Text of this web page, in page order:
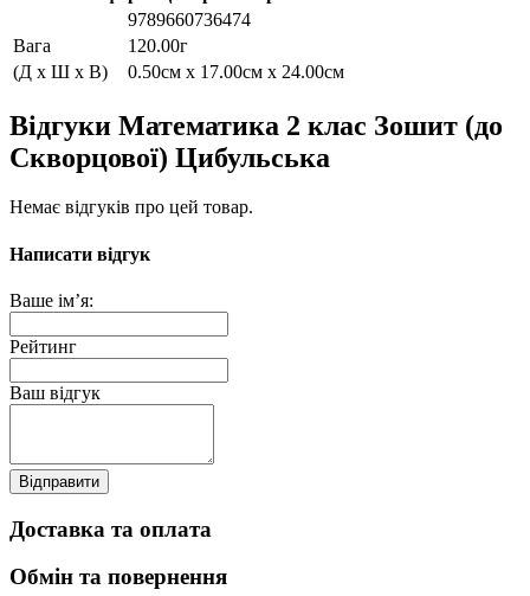
9789660736474
Вага
120.00г
(Д x Ш x В)
0.50см x 17.00см x 24.00см
Відгуки Математика 2 клас Зошит (до
Скворцової) Цибульська
Немає відгуків про цей товар.
Написати відгук
Ваше ім’я:
Рейтинг
Ваш відгук
Відправити
Доставка та оплата
Обмін та повернення